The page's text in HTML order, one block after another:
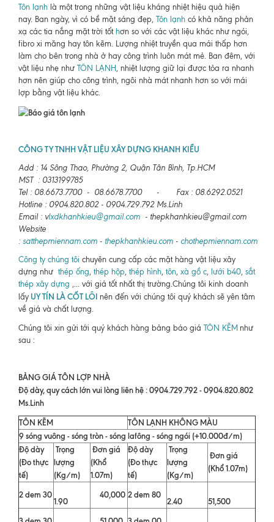
Tôn lạnh là một trong những vật liệu kháng nhiệt hiệu quả hiện
nay. Ban ngày, vì có bề mặt sáng đẹp, Tôn lạnh có khả năng phản
xạ các tia nắng mặt trời tốt hơn so với các vật liệu khác như ngói,
fibro xi măng hay tôn kẽm. Lượng nhiệt truyền qua mái thấp hơn
làm cho bên trong nhà ở hay công trình luôn mát mẻ. Ban đêm, với
vật liệu nhẹ như TÔN LẠNH , nhiệt lượng giữ lại được tỏa ra nhanh
hơn nên giúp cho công trình, ngôi nhà mát nhanh hơn so với mái
lợp bằng vật liệu khác.
CÔNG TY TNHH VẬT LIỆU XÂY DỰNG KHANH KIỀU
Add : 14 Sông Thao, Phường 2, Quận Tân Bình, Tp.HCM
MST : 0313199785
Tel : 08.6673.7700 - 08.6678.7700 - Fax : 08.6292.0521
Hotline : 0904.820.802 - 0904.729.792 Ms.Linh
Email : vlxdkhanhkieu@gmail.com - thepkhanhkieu@gmail.com
Website
: satthepmiennam.com - thepkhanhkieu.com - chothepmiennam.com
Công ty chúng tôi chuyên cung cấp các mặt hàng vật liệu xây
dựng như thép ống, thép hộp, thép hình, tôn, xà gồ c, lưới b40, sắt
thép xây dựng ,... với giá tốt nhất thị trường.Chúng tôi kinh doanh
lấy UY TÍN LÀ CỐT LÕI nên đến với chúng tôi quý khách sẽ yên tâm
về giá và chất lượng.
Chúng tôi xin gửi tới quý khách hàng bảng báo giá TÔN KẼM như
sau :
BẢNG GIÁ TÔN LỢP NHÀ
Độ dày, quy cách lớn vui lòng liên hệ : 0904.729.792 - 0904.820.802
Ms.Linh
TÔN KẼM
TÔN LẠNH KHÔNG MÀU
9 sóng vuông - sóng tròn - sóng lafông - sóng ngói (+10.000đ/m)
Độ dày
(Đo thực
tế)
Trọng
lượng
(Kg/m)
Đơn giá
(Khổ
1.07m)
Độ dày
(Đo thực
tế)
Trọng
lượng
(Kg/m)
Đơn giá
(Khổ 1.07m)
2 dem 30
1.90
40,000 2 dem 80
2.40
51,500